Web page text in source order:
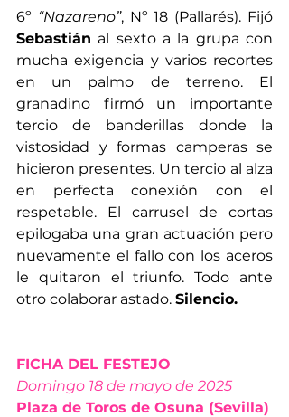
6º “Nazareno”
Sebastián al sexto a la grupa con
mucha exigencia y varios recortes
en un palmo de terreno. El
granadino firmó un importante
tercio de banderillas donde la
vistosidad y formas camperas se
hicieron presentes. Un tercio al alza
en perfecta conexión con el
respetable. El carrusel de cortas
epilogaba una gran actuación pero
nuevamente el fallo con los aceros
le quitaron el triunfo. Todo ante
otro colaborar astado. Silencio.
FICHA DEL FESTEJO
Domingo 18 de mayo de 2025
Plaza de Toros de Osuna (Sevilla)